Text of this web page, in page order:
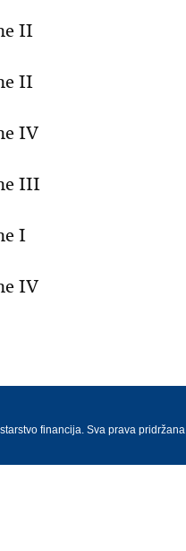
II
II
IV
III
I
IV
financija. Sva prava pridržana